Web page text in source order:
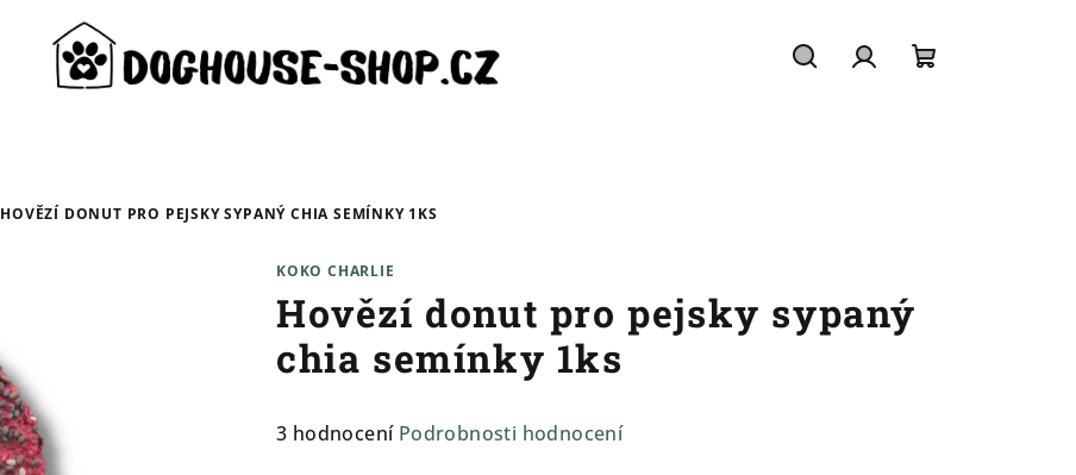
HOVĚZÍ DONUT PRO PEJSKY SYPANÝ CHIA SEMÍNKY 1KS
KOKO CHARLIE
Hovězí donut pro pejsky sypaný
chia semínky 1ks
Průměrné
3 hodnocení Podrobnosti hodnocení